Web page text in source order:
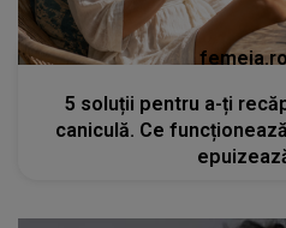
femeia.ro
5 soluții pentru a-ți
caniculă. Ce